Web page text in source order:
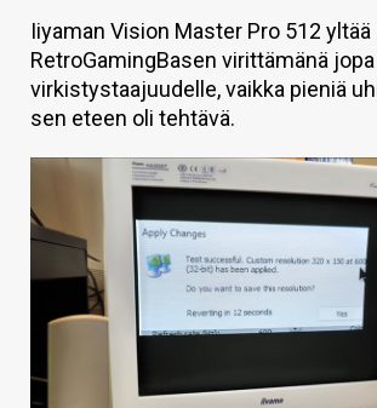
HINTA.FI
KAUPPA
VAIHDA TEEMA
HAKU
Iiyaman Vision Master Pro 512 yltää
RetroGamingBasen virittämänä
virkistystaajuudelle, vaikka pieniä
sen eteen oli tehtävä.